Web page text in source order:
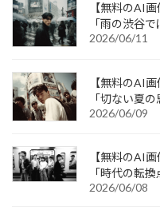
【無料のAI
「雨の渋谷
2026/06/11
【無料のAI
「切ない夏の
2026/06/09
【無料のAI
「時代の転換
2026/06/08